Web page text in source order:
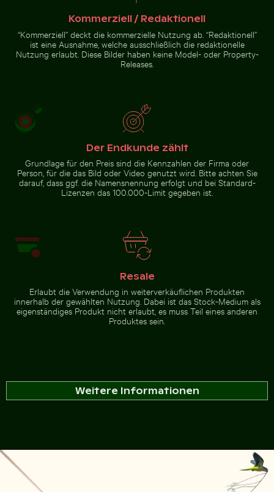
Einsamer Baum im
Naturschutzgebiet Yum Balam
Funkelnde 2026 Feier Wunderkerzen
Funkelnde 2026 Feier
Zur Stock-Kollektion
Kommerziell / Redaktionell
“Kommerziell” deckt die kommerzielle Nutzung ab. “Redaktionell”
ist eine Ausnahme, welche ausschließlich die redaktionelle
Nutzung erlaubt. Diese Bilder haben keine Model- oder Property-
Releases.
Der Endkunde zählt
Grundlage für den Preis sind die Kennzahlen der Firma oder
Person, für die das Bild oder Video genutzt wird. Bitte achten Sie
darauf, dass ggf. die Namensnennung erfolgt und bei Standard-
Lizenzen das 100.000-Limit gegeben ist.
Resale
Erlaubt die Verwendung in weiterverkäuflichen Produkten
innerhalb der gewählten Nutzung. Dabei ist das Stock-Medium als
eigenständiges Produkt nicht erlaubt, es muss Teil eines anderen
Produktes sein.
Weitere Informationen